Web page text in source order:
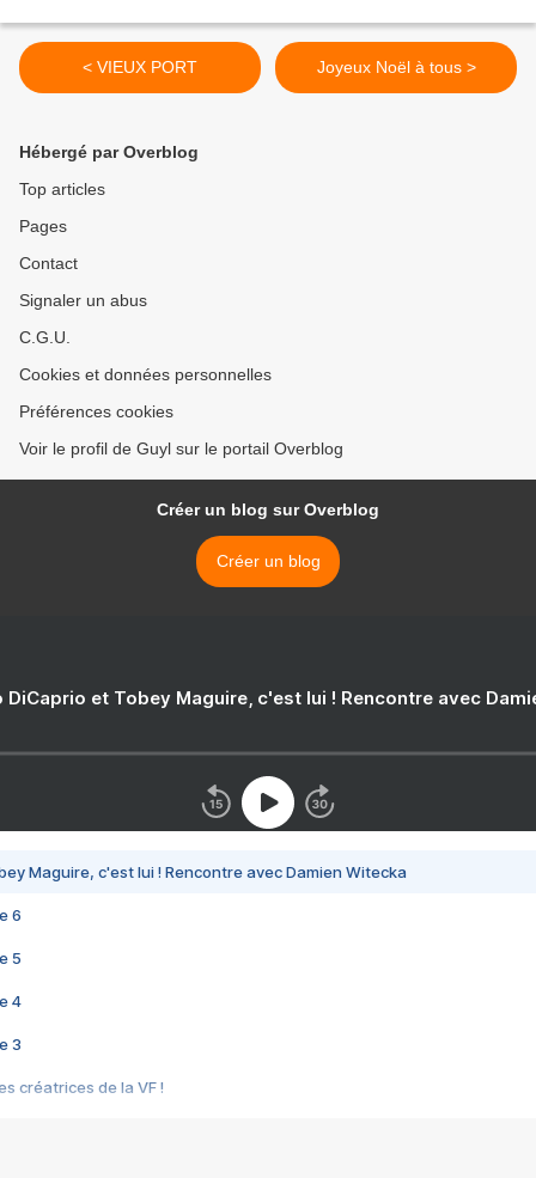
< VIEUX PORT Joyeux Noël à tous >
Hébergé par Overblog
Top articles
Pages
Contact
Signaler un abus
C.G.U.
Cookies et données personnelles
Préférences cookies
Voir le profil de Guyl sur le portail Overblog
Créer un blog sur Overblog
Créer un blog
DiCaprio et Tobey Maguire, c'est lui ! Rencontre avec
Maguire, c'est lui ! Rencontre avec Damien Witecka
6
5
4
3
créatrices de la VF !